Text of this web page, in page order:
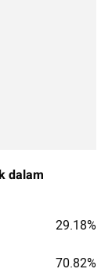
dalam
29.18%
70.82%